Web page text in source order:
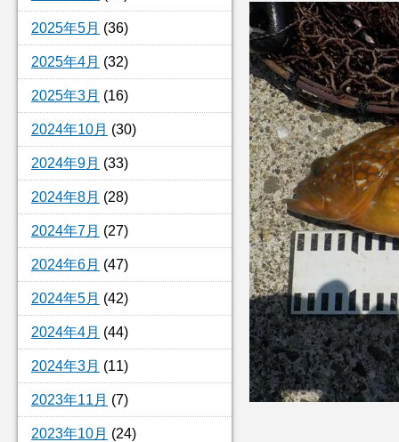
2025年5月 (36)
2025年4月 (32)
2025年3月 (16)
2024年10月 (30)
2024年9月 (33)
2024年8月 (28)
2024年7月 (27)
2024年6月 (47)
2024年5月 (42)
2024年4月 (44)
2024年3月 (11)
2023年11月 (7)
2023年10月 (24)